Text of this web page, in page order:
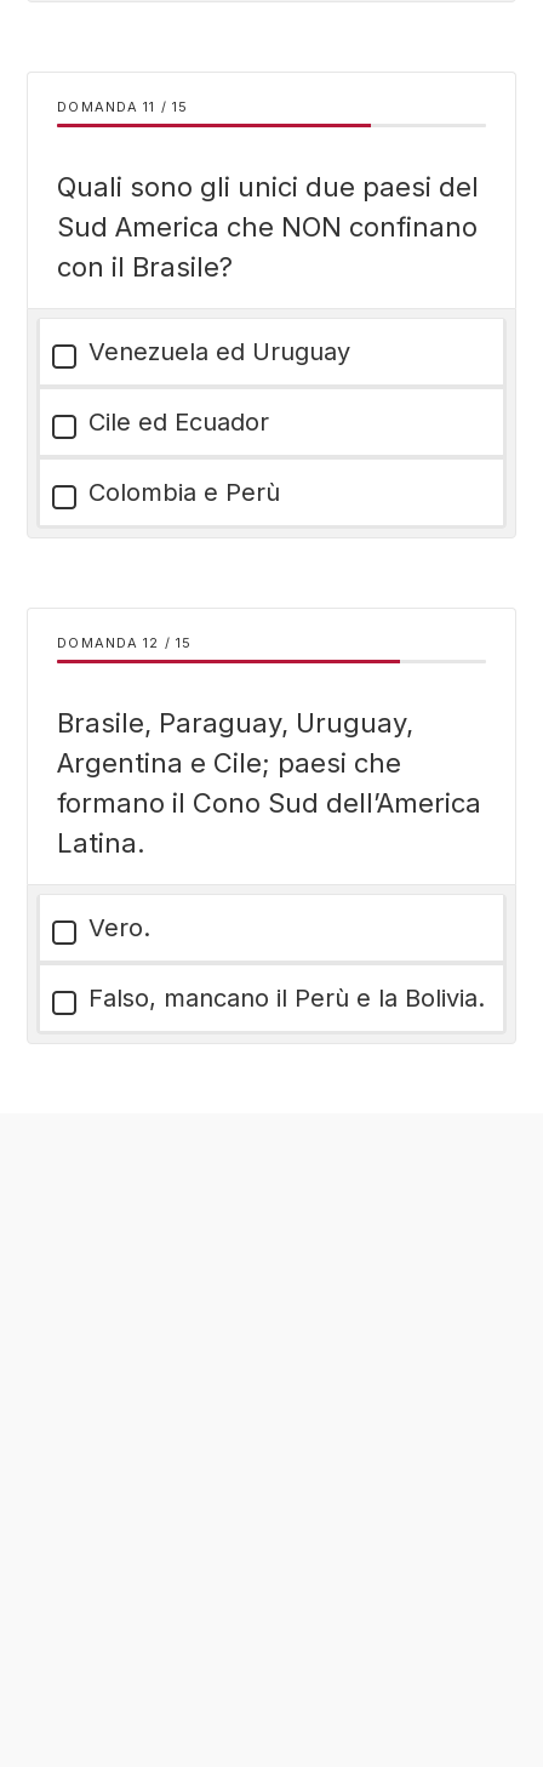
DOMANDA / 15
Quali sono gli unici due paesi del
Sud America che NON confinano
con il Brasile?
Venezuela ed Uruguay
Cile ed Ecuador
Colombia e Perù
DOMANDA / 15
Brasile, Paraguay, Uruguay,
Argentina e Cile; paesi che
formano il Cono Sud dell’America
Latina.
Vero.
Falso, mancano il Perù e la Bolivia.